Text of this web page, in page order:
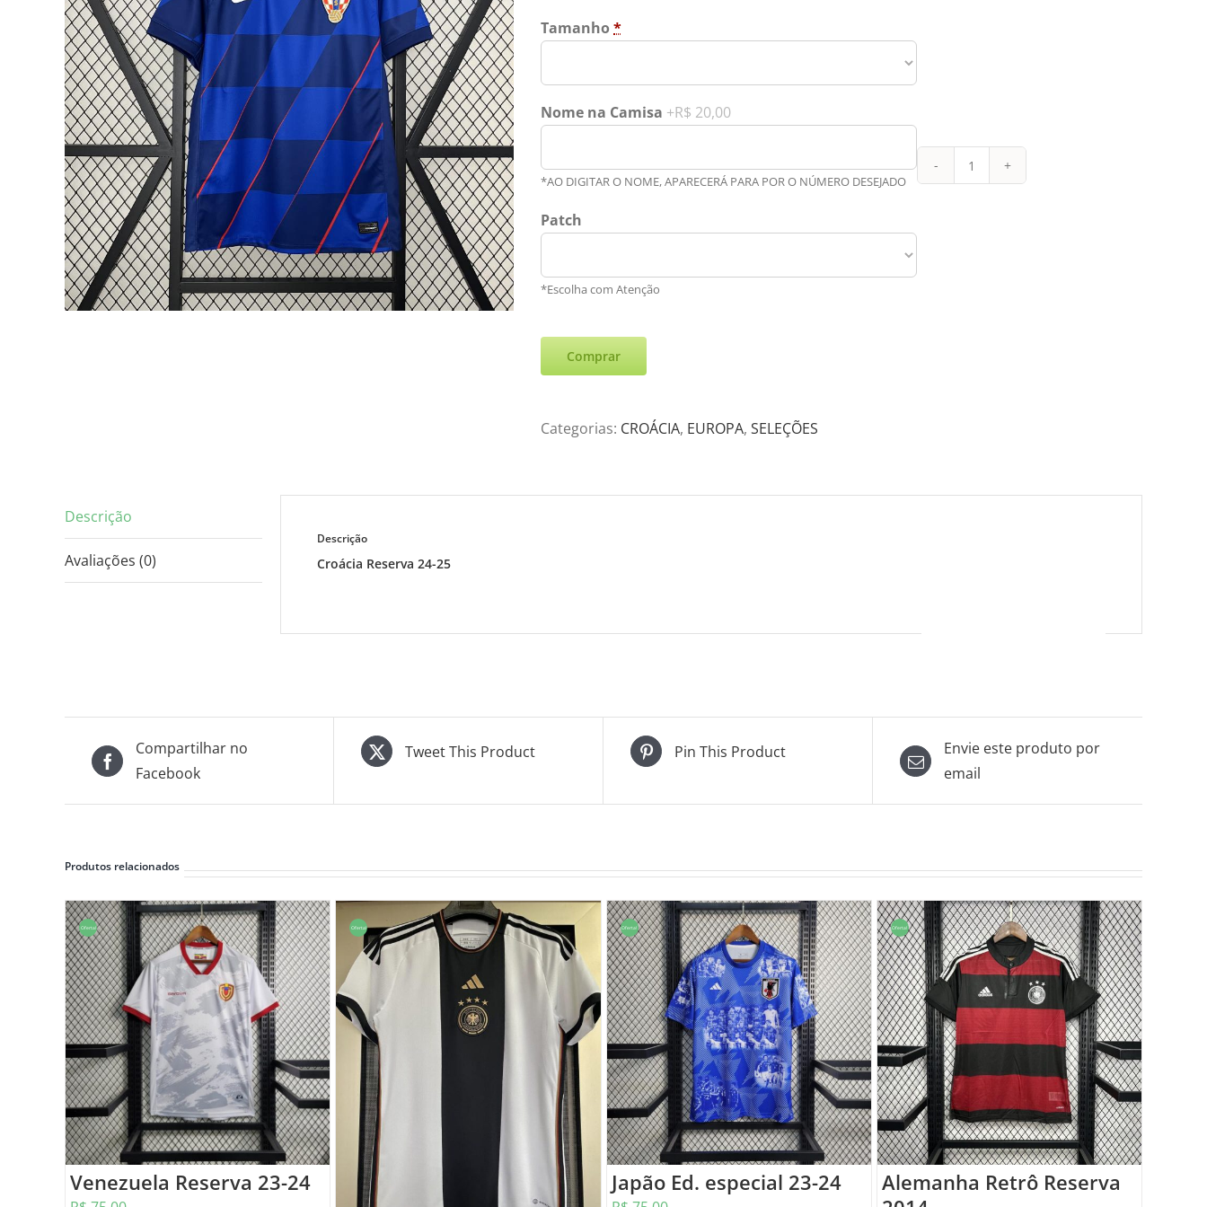
Tamanho *
Nome na Camisa +R$ 20,00
*AO DIGITAR O NOME, APARECERÁ PARA POR O NÚMERO DESEJADO
Patch
*Escolha com Atenção
Croácia
Comprar
Categorias: CROÁCIA, EUROPA, SELEÇÕES
Descrição
Avaliações (0)
Descrição
Croácia Reserva 24-25
Compartilhar no
Facebook
Tweet This Product Pin This Product
Envie este produto por
email
Produtos relacionados
Oferta!
Venezuela Reserva 23-24
Oferta! Oferta!
Japão Ed. especial 23-24
Oferta!
Alemanha Retrô Reserva